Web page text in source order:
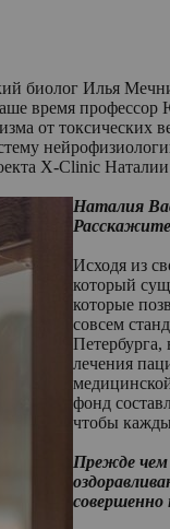
биолог Илья
время профессор
от токсических
X-Clinic
Наталия
Исходя из
который
которые
совсем
Петербурга,
лечения
фонд
чтобы
Прежде чем